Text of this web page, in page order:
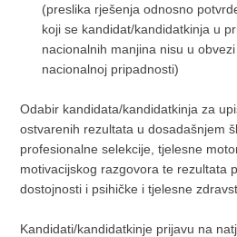
(preslika rješenja odnosno
koji se kandidat/kandidatkinja u
nacionalnih manjina nisu u
nacionalnoj pripadnosti)
Odabir kandidata/kandidatkinja za
ostvarenih rezultata u dosadašnjem
profesionalne selekcije, tjelesne
motivacijskog razgovora te rezultata
dostojnosti i psihičke i tjelesne
Kandidati/kandidatkinje prijavu na